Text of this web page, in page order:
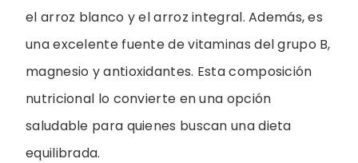
el arroz blanco y el arroz integral. Además, es
una excelente fuente de vitaminas del grupo B,
magnesio y antioxidantes. Esta composición
nutricional lo convierte en una opción
saludable para quienes buscan una dieta
equilibrada.